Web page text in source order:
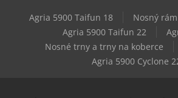
Agria 5900 Taifun 18
Nosný
Agria 5900 Taifun 22
Nosné trny a trny na koberce
Agria 5900 Cyclone